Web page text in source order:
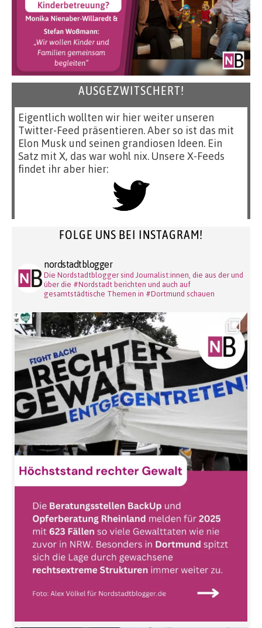
AUSGEZWITSCHERT!
Eigentlich wollten wir hier weiter unseren
Twitter-Feed präsentieren. Aber so ist das mit
Elon Musk und seinen grandiosen Ideen. Ein
Satz mit X, das war wohl nix. Unsere X-Feeds
findet ihr aber hier:
FOLGE UNS BEI INSTAGRAM!
nordstadtblogger
Die Nordstadtblogger sind Journalist:innen, die aus der und
über die #Nordstadt berichten und auch auf
gesamtstädtische Themen in #Dortmund schauen